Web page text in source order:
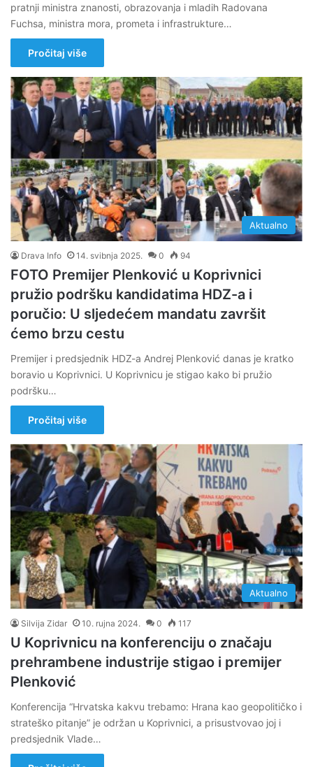
pratnji ministra znanosti, obrazovanja i mladih Radovana
Fuchsa, ministra mora, prometa i infrastrukture…
Pročitaj više
Aktualno
Drava Info 14. svibnja 2025. 0 94
FOTO Premijer Plenković u Koprivnici
pružio podršku kandidatima HDZ-a i
poručio: U sljedećem mandatu završit
ćemo brzu cestu
Premijer i predsjednik HDZ-a Andrej Plenković danas je kratko
boravio u Koprivnici. U Koprivnicu je stigao kako bi pružio
podršku…
Pročitaj više
Aktualno
Silvija Zidar 10. rujna 2024. 0 117
U Koprivnicu na konferenciju o značaju
prehrambene industrije stigao i premijer
Plenković
Konferencija “Hrvatska kakvu trebamo: Hrana kao geopolitičko i
strateško pitanje” je održan u Koprivnici, a prisustvovao joj i
predsjednik Vlade…